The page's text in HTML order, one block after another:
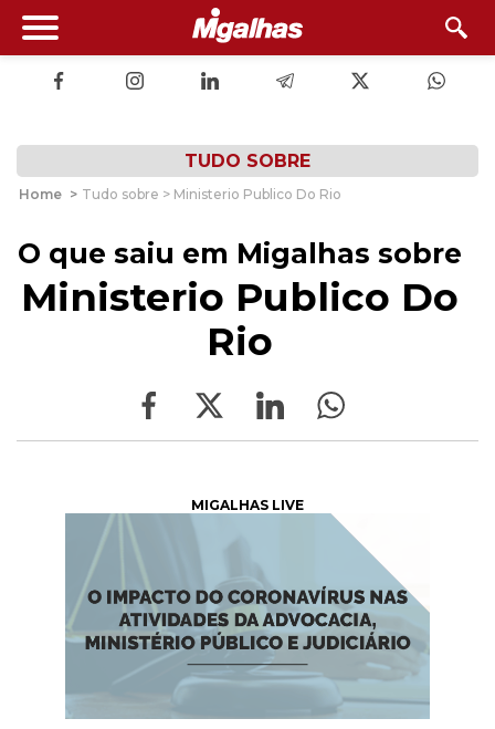
TUDO SOBRE
Home > Tudo sobre > Ministerio Publico Do Rio
O que saiu em Migalhas sobre
Ministerio Publico Do
Rio
MIGALHAS LIVE